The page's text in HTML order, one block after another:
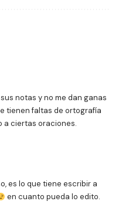
notas y no me dan ganas
tienen faltas de ortografía
a ciertas oraciones.
es lo que tiene escribir a
en cuanto pueda lo edito.